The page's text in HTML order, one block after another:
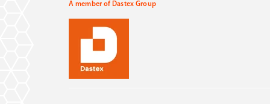
A member of Dastex Group